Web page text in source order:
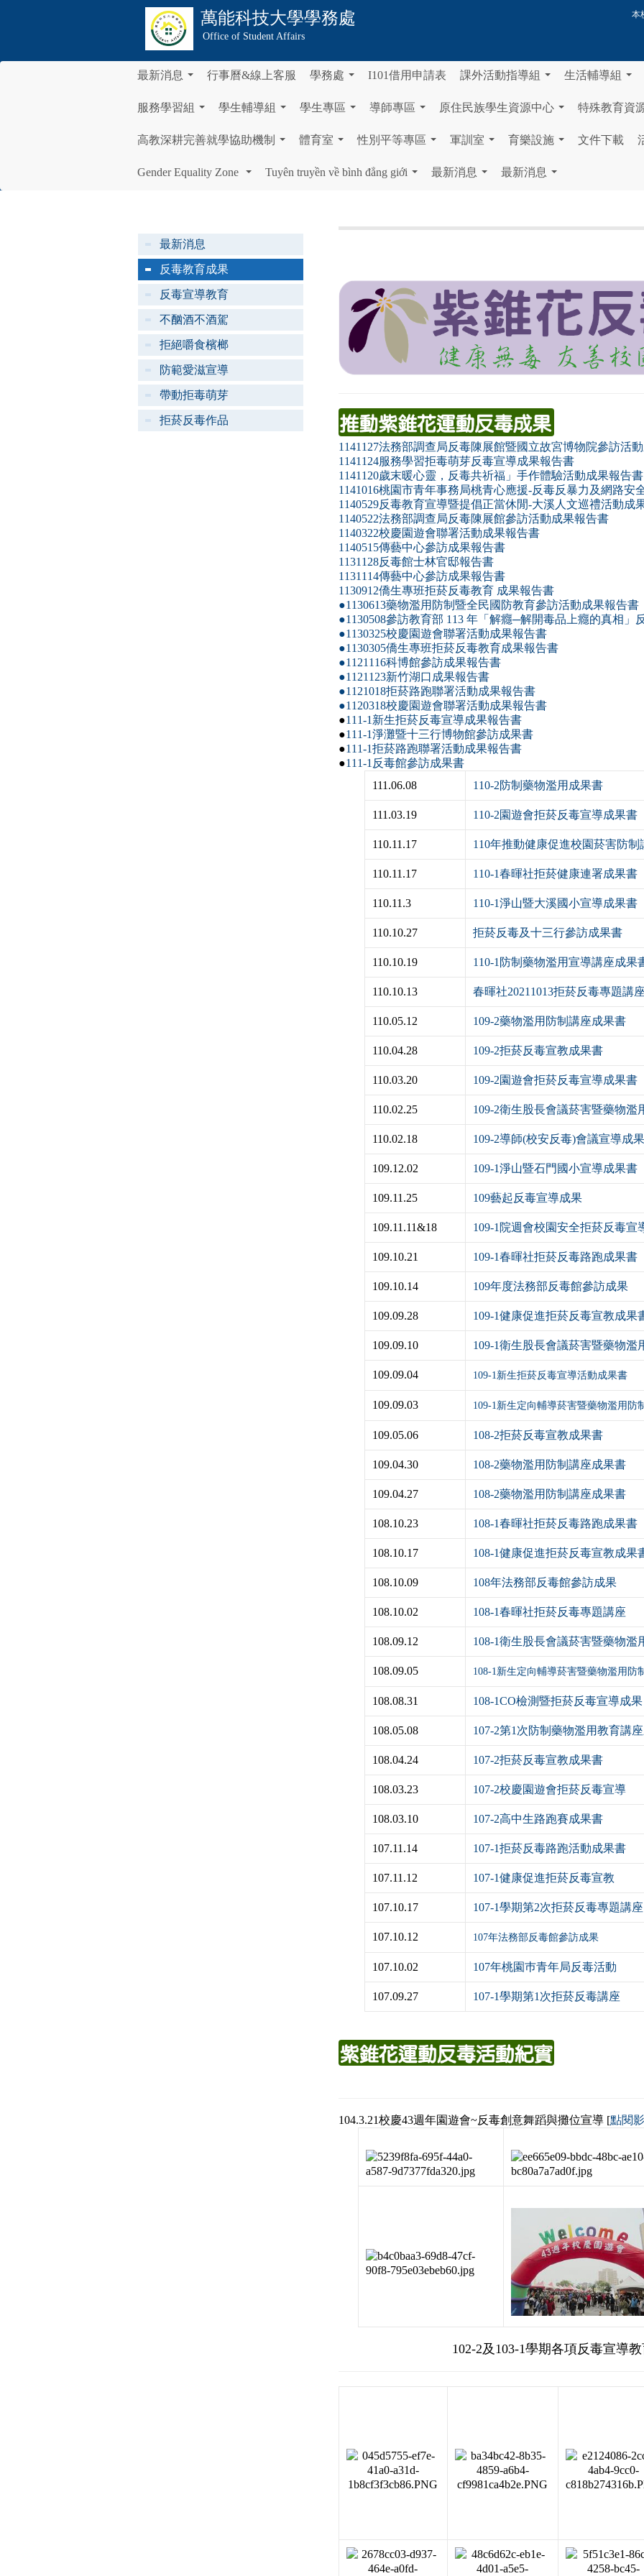
萬能科技大學學務處
Office of Student Affairs
本
最新消息 行事曆&線上客服 學務處 I101借用申請表 課外活動指導組 生活輔導組
服務學習組
學生輔導組 學生專區 導師專區 原住民族學生資源中心 特殊教育資
高教深耕完善就學協助機制
體育室 性別平等專區 軍訓室 育樂設施 文件下載
Gender Equality Zone Tuyên truyền về bình đẳng giới 最新消息 最新消息
最新消息
反毒教育成果
反毒宣導教育
不酗酒不酒駕
拒絕嚼食檳榔
防範愛滋宣導
帶動拒毒萌芽
拒菸反毒作品
1141127法務部調查局反毒陳展館暨國立故宮博物院參訪活
1141124服務學習拒毒萌芽反毒宣導成果報告書
1141120歲末暖心靈，反毒共祈福」手作體驗活動成果報告書
1141016桃園市青年事務局桃青心應援-反毒反暴力及網路安
1140529反毒教育宣導暨提倡正當休閒-大溪人文巡禮活動成
1140522法務部調查局反毒陳展館參訪活動成果報告書
1140322校慶園遊會聯署活動成果報告書
1140515傳藝中心參訪成果報告書
1131128反毒館士林官邸報告書
1131114傳藝中心參訪成果報告書
1130912僑生專班拒菸反毒教育 成果報告書
●1130613藥物濫用防制暨全民國防教育參訪活動成果報告書
●1130508參訪教育部 113 年「解癮─解開毒品上癮的真相」
●1130325校慶園遊會聯署活動成果報告書
●1130305僑生專班拒菸反毒教育成果報告書
●1121116科博館參訪成果報告書
●1121123新竹湖口成果報告書
●1121018拒菸路跑聯署活動成果報告書
●1120318校慶園遊會聯署活動成果報告書
●111-1新生拒菸反毒宣導成果報告書
●111-1淨灘暨十三行博物館參訪成果書
●111-1拒菸路跑聯署活動成果報告書
●111-1反毒館參訪成果書
111.06.08
110-2防制藥物濫用成果書
111.03.19 110-2園遊會拒菸反毒宣導成果書
110.11.17 110年推動健康促進校園菸害防制
110.11.17 110-1春暉社拒菸健康連署成果書
110.11.3 110-1淨山暨大溪國小宣導成果書
110.10.27 拒菸反毒及十三行參訪成果書
110.10.19 110-1防制藥物濫用宣導講座成果
110.10.13 春暉社20211013拒菸反毒專題講
110.05.12 109-2藥物濫用防制講座成果書
110.04.28 109-2拒菸反毒宣教成果書
110.03.20 109-2園遊會拒菸反毒宣導成果書
110.02.25 109-2衛生股長會議菸害暨藥物濫
110.02.18 109-2導師(校安反毒)會議宣導成果
109.12.02 109-1淨山暨石門國小宣導成果書
109.11.25 109藝起反毒宣導成果
109.11.11&18 109-1院週會校園安全拒菸反毒宣
109.10.21 109-1春暉社拒菸反毒路跑成果書
109.10.14 109年度法務部反毒館參訪成果
109.09.28 109-1健康促進拒菸反毒宣教成果
109.09.10 109-1衛生股長會議菸害暨藥物濫
109.09.04 109-1新生拒菸反毒宣導活動成果書
109.09.03 109-1新生定向輔導菸害暨藥物濫用防
109.05.06 108-2拒菸反毒宣教成果書
109.04.30 108-2藥物濫用防制講座成果書
109.04.27 108-2藥物濫用防制講座成果書
108.10.23 108-1春暉社拒菸反毒路跑成果書
108.10.17 108-1健康促進拒菸反毒宣教成果
108.10.09 108年法務部反毒館參訪成果
108.10.02 108-1春暉社拒菸反毒專題講座
108.09.12 108-1衛生股長會議菸害暨藥物濫
108.09.05 108-1新生定向輔導菸害暨藥物濫用防
108.08.31 108-1CO檢測暨拒菸反毒宣導成果
108.05.08 107-2第1次防制藥物濫用教育講
108.04.24 107-2拒菸反毒宣教成果書
108.03.23 107-2校慶園遊會拒菸反毒宣導
108.03.10 107-2高中生路跑賽成果書
107.11.14 107-1拒菸反毒路跑活動成果書
107.11.12 107-1健康促進拒菸反毒宣教
107.10.17 107-1學期第2次拒菸反毒專題講座
107.10.12 107年法務部反毒館參訪成果
107.10.02 107年桃園巿青年局反毒活動
107.09.27 107-1學期第1次拒菸反毒講座
104.3.21校慶43週年園遊會~反毒創意舞蹈與攤位宣導 [點閱
102-2及103-1學期各項反毒宣導